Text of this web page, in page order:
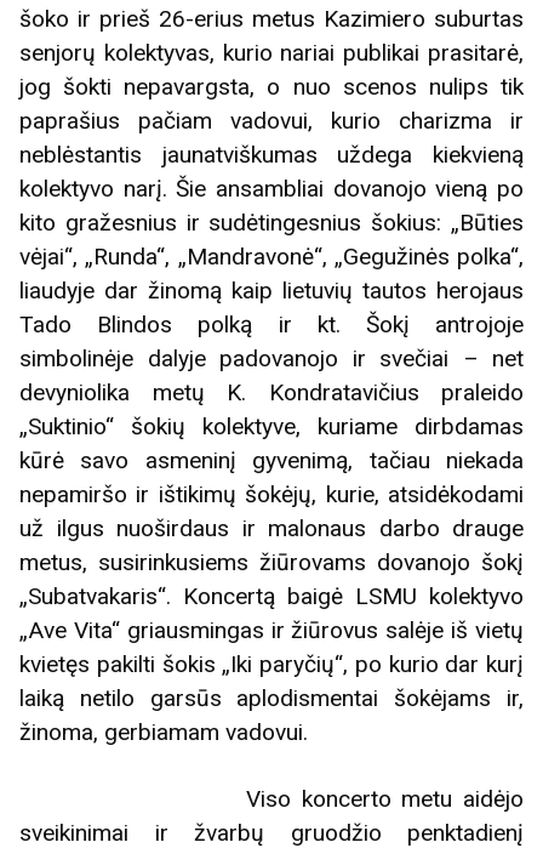
šoko ir prieš 26-erius metus Kazimiero suburtas
senjorų kolektyvas, kurio nariai publikai prasitarė,
jog šokti nepavargsta, o nuo scenos nulips tik
paprašius pačiam vadovui, kurio charizma ir
neblėstantis jaunatviškumas uždega kiekvieną
kolektyvo narį. Šie ansambliai dovanojo vieną po
kito gražesnius ir sudėtingesnius šokius: „Būties
vėjai“, „Runda“, „Mandravonė“, „Gegužinės polka“,
liaudyje dar žinomą kaip lietuvių tautos herojaus
Tado Blindos polką ir kt. Šokį antrojoje
simbolinėje dalyje padovanojo ir svečiai – net
devyniolika metų K. Kondratavičius praleido
„Suktinio“ šokių kolektyve, kuriame dirbdamas
kūrė savo asmeninį gyvenimą, tačiau niekada
nepamiršo ir ištikimų šokėjų, kurie, atsidėkodami
už ilgus nuoširdaus ir malonaus darbo drauge
metus, susirinkusiems žiūrovams dovanojo šokį
„Subatvakaris“. Koncertą baigė LSMU kolektyvo
„Ave Vita“ griausmingas ir žiūrovus salėje iš vietų
kvietęs pakilti šokis „Iki paryčių“, po kurio dar kurį
laiką netilo garsūs aplodismentai šokėjams ir,
žinoma, gerbiamam vadovui.
Viso koncerto metu aidėjo
sveikinimai ir žvarbų gruodžio penktadienį